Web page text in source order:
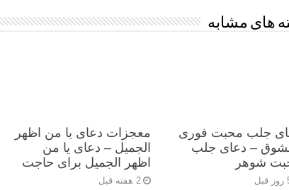
های مشابه
جلب محبت فوری
– دعای جلب
شوهر
معجزات دعای یا من اظهر
الجمیل – دعای یا من
اظهر الجمیل برای حاجت
2 هفته قبل